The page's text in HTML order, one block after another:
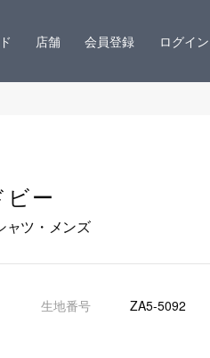
店舗 会員登録 ログイン
ー
ャツ・メンズ
生地番号 ZA5-5092